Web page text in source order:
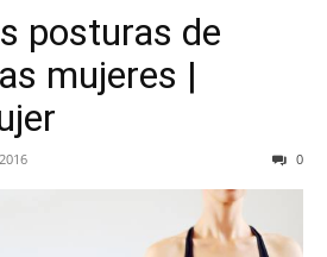
posturas de
mujeres |
0